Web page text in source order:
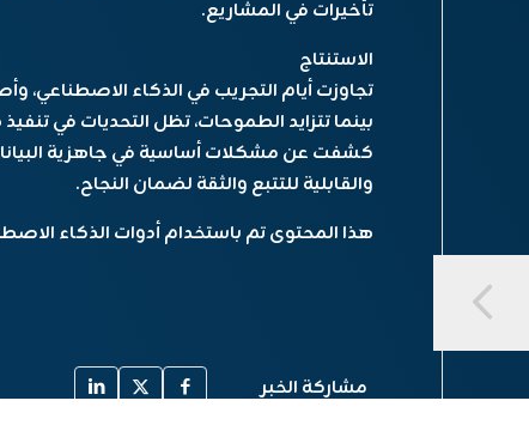
تأخيرات في المشاريع.
الاستنتاج
تجاوزت أيام التجريب في الذكاء الاصطناعي،
بينما تتزايد الطموحات، تظل التحديات في
كشفت عن مشكلات أساسية في جاهزية
والقابلية للتتبع والثقة لضمان النجاح.
هذا المحتوى تم باستخدام أدوات الذكاء
مشاركة الخبر